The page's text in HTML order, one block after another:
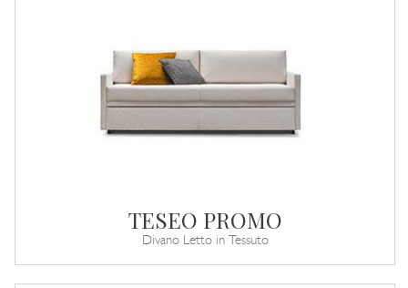
TESEO PROMO
Divano Letto in Tessuto